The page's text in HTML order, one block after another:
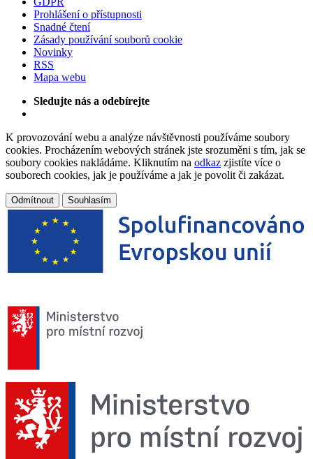
Prohlášení o přístupnosti
Snadné čtení
Zásady používání souborů cookie
Novinky
RSS
Mapa webu
Sledujte nás a odebírejte
K provozování webu a analýze návštěvnosti používáme soubory
cookies. Procházením webových stránek jste srozuměni s tím, jak se
soubory cookies nakládáme. Kliknutím na odkaz zjistíte více o
souborech cookies, jak je používáme a jak je povolit či zakázat.
Odmítnout Souhlasím